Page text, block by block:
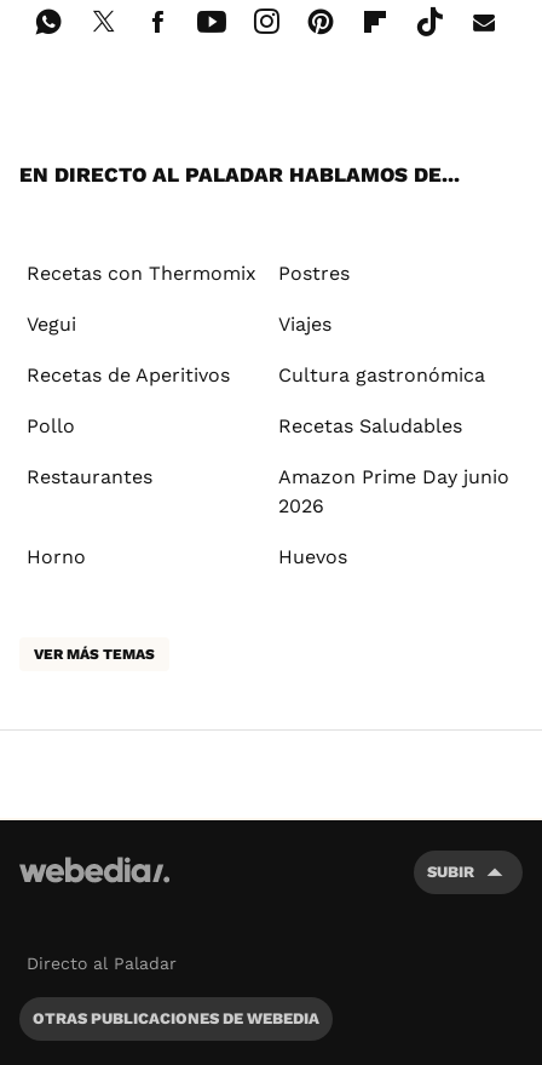
EN DIRECTO AL PALADAR HABLAMOS DE...
Recetas con Thermomix Postres
Vegui Viajes
Recetas de Aperitivos Cultura gastronómica
Pollo Recetas Saludables
Restaurantes
Amazon Prime Day junio
2026
Horno Huevos
VER MÁS TEMAS
SUBIR
Directo al Paladar
OTRAS PUBLICACIONES DE WEBEDIA